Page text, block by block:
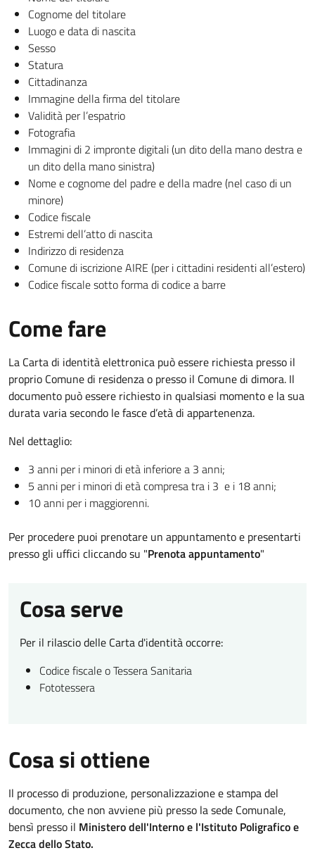
Cognome del titolare
Luogo e data di nascita
Sesso
Statura
Cittadinanza
Immagine della firma del titolare
Validità per l’espatrio
Fotografia
Immagini di 2 impronte digitali (un dito della mano destra e
un dito della mano sinistra)
Nome e cognome del padre e della madre (nel caso di un
minore)
Codice fiscale
Estremi dell’atto di nascita
Indirizzo di residenza
Comune di iscrizione AIRE (per i cittadini residenti all’estero)
Codice fiscale sotto forma di codice a barre
Come fare
La Carta di identità elettronica può essere richiesta presso il
proprio Comune di residenza o presso il Comune di dimora. Il
documento può essere richiesto in qualsiasi momento e la sua
durata varia secondo le fasce d’età di appartenenza.
Nel dettaglio:
3 anni per i minori di età inferiore a 3 anni;
5 anni per i minori di età compresa tra i 3 e i 18 anni;
10 anni per i maggiorenni.
Per procedere puoi prenotare un appuntamento e presentarti
presso gli uffici cliccando su "Prenota appuntamento"
Cosa serve
Per il rilascio delle Carta d'identità occorre:
Codice fiscale o Tessera Sanitaria
Fototessera
Cosa si ottiene
Il processo di produzione, personalizzazione e stampa del
documento, che non avviene più presso la sede Comunale,
bensì presso il Ministero dell'Interno e l'Istituto Poligrafico e
Zecca dello Stato.